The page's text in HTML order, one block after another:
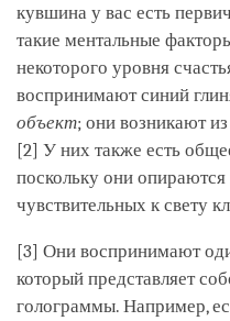
кувшина у вас есть
такие ментальные
некоторого уровня
воспринимают синий
объект; они возникают
[2] У них также есть
поскольку они
чувствительных к свету
[3] Они воспринимают
который представляет
голограммы. Например,